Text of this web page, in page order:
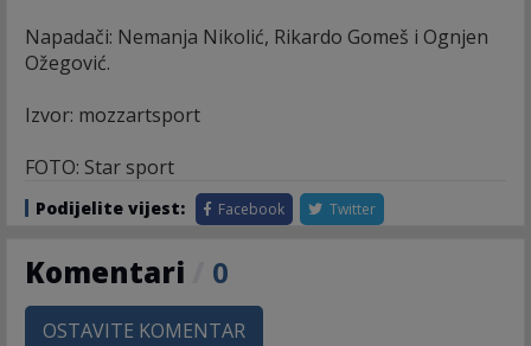
Napadači: Nemanja Nikolić, Rikardo Gomeš i Ognjen
Ožegović.
Izvor: mozzartsport
FOTO: Star sport
Podijelite vijest: Facebook Twitter
Komentari 0
OSTAVITE KOMENTAR